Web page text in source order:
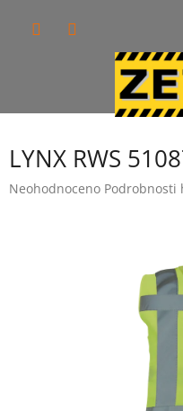
LYNX RWS
Průměrné
Neohodnoceno Podrobnosti